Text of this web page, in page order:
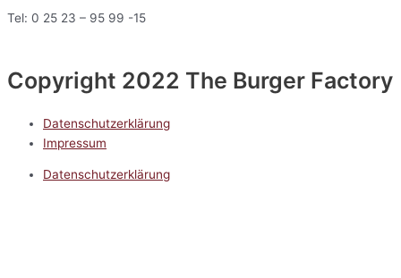
Tel: 0 25 23 – 95 99 -15
Copyright 2022 The Burger Factory
Datenschutzerklärung
Impressum
Datenschutzerklärung